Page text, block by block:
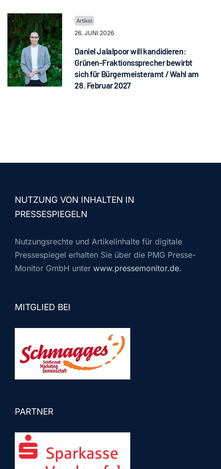
26. JUNI 2026
Daniel Jalalpoor will kandidieren:
Grünen-Fraktionssprecher bewirbt
sich für Bürgermeisteramt / Wahl am
28. Februar 2027
NUTZUNG VON INHALTEN IN
PRESSESPIEGELN
Nutzungsrechte und Artikelinhalte für digitale
Pressespiegel erhalten Sie über die PMG Presse-
Monitor GmbH unter www.pressemonitor.de.
MITGLIED BEI
PARTNER